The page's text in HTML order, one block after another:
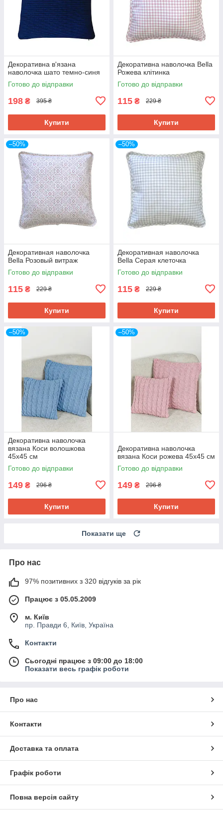
Декоративна в'язана
наволочка шато темно-синя
Готово до відправки
198 ₴ 395 ₴
Купити
Декоративна наволочка Bella
Рожева клітинка
Готово до відправки
115 ₴ 229 ₴
Купити
–50%
Декоративная наволочка
Bella Розовый витраж
Готово до відправки
115 ₴ 229 ₴
Купити
–50%
Декоративная наволочка
Bella Серая клеточка
Готово до відправки
115 ₴ 229 ₴
Купити
–50%
Декоративна наволочка
вязана Коси волошкова
45х45 см
Готово до відправки
149 ₴ 296 ₴
Купити
–50%
Декоративна наволочка
вязана Коси рожева 45х45 см
Готово до відправки
149 ₴ 296 ₴
Купити
Показати ще
Про нас
97% позитивних з 320 відгуків за рік
Працює з 05.05.2009
м. Київ
пр. Правди 6, Київ, Україна
Контакти
Сьогодні працює з 09:00 до 18:00
Показати весь графік роботи
Про нас
Контакти
Доставка та оплата
Графік роботи
Повна версія сайту